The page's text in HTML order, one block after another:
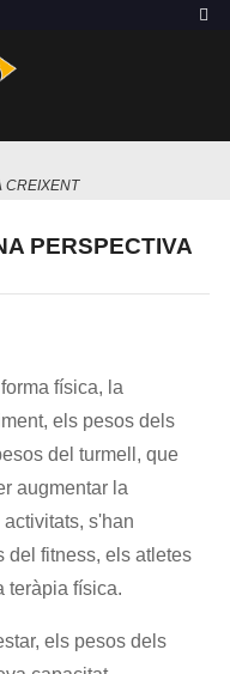
CREIXENT
PERSPECTIVA
física, la
els pesos dels
del turmell, que
augmentar la
s'han
del fitness, els atletes
teràpia física.
els pesos dels